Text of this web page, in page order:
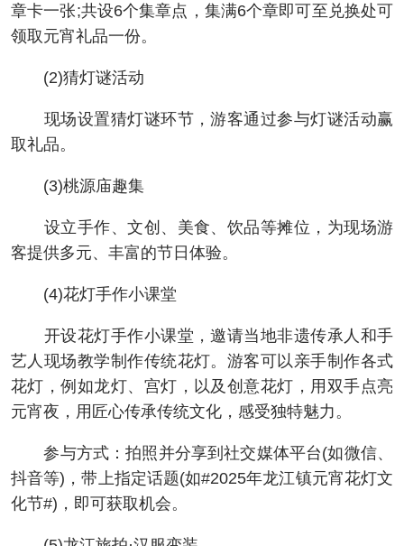
章卡一张;共设6个集章点，集满6个章即可至兑换处可
领取元宵礼品一份。
(2)猜灯谜活动
现场设置猜灯谜环节，游客通过参与灯谜活动赢
取礼品。
(3)桃源庙趣集
设立手作、文创、美食、饮品等摊位，为现场游
客提供多元、丰富的节日体验。
(4)花灯手作小课堂
开设花灯手作小课堂，邀请当地非遗传承人和手
艺人现场教学制作传统花灯。游客可以亲手制作各式
花灯，例如龙灯、宫灯，以及创意花灯，用双手点亮
元宵夜，用匠心传承传统文化，感受独特魅力。
参与方式：拍照并分享到社交媒体平台(如微信、
抖音等)，带上指定话题(如#2025年龙江镇元宵花灯文
化节#)，即可获取机会。